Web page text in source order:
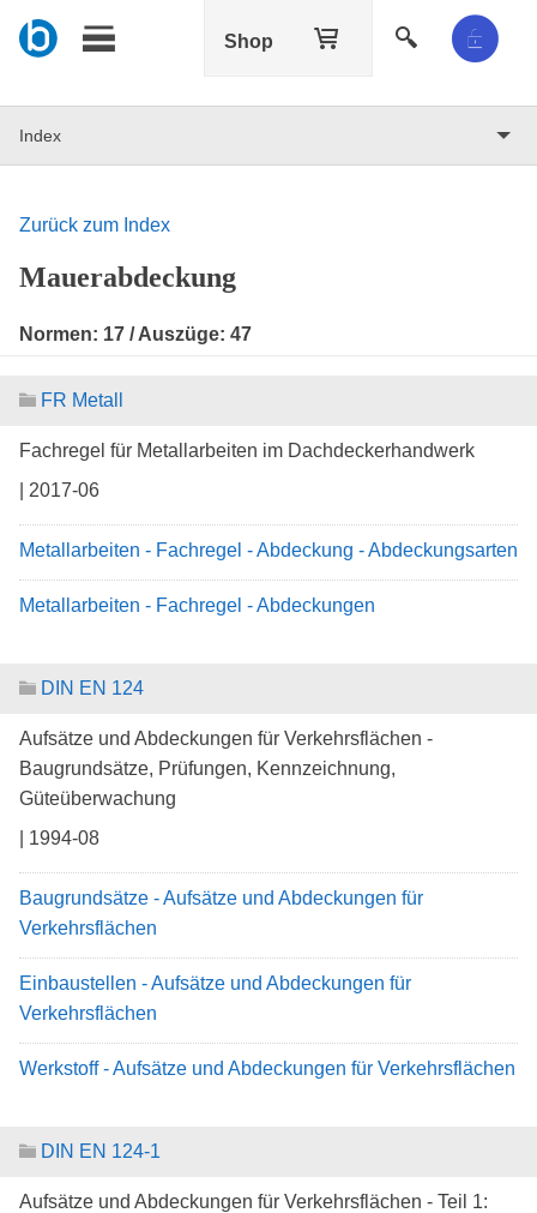
Shop
Index
Zurück zum Index
Mauerabdeckung
Normen: 17 / Auszüge: 47
FR Metall
Fachregel für Metallarbeiten im Dachdeckerhandwerk
| 2017-06
Metallarbeiten - Fachregel - Abdeckung - Abdeckungsarten
Metallarbeiten - Fachregel - Abdeckungen
DIN EN 124
Aufsätze und Abdeckungen für Verkehrsflächen -
Baugrundsätze, Prüfungen, Kennzeichnung,
Güteüberwachung
| 1994-08
Baugrundsätze - Aufsätze und Abdeckungen für
Verkehrsflächen
Einbaustellen - Aufsätze und Abdeckungen für
Verkehrsflächen
Werkstoff - Aufsätze und Abdeckungen für Verkehrsflächen
DIN EN 124-1
Aufsätze und Abdeckungen für Verkehrsflächen - Teil 1: